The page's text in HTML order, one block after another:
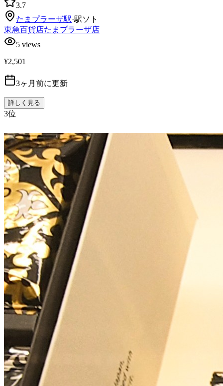
3.7
たまプラーザ駅·駅ソト
東急百貨店たまプラーザ店
5 views
¥2,501
3ヶ月前に更新
詳しく見る
3位